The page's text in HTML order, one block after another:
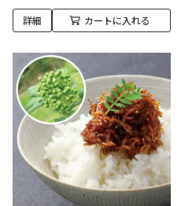
詳細 カートに入れる